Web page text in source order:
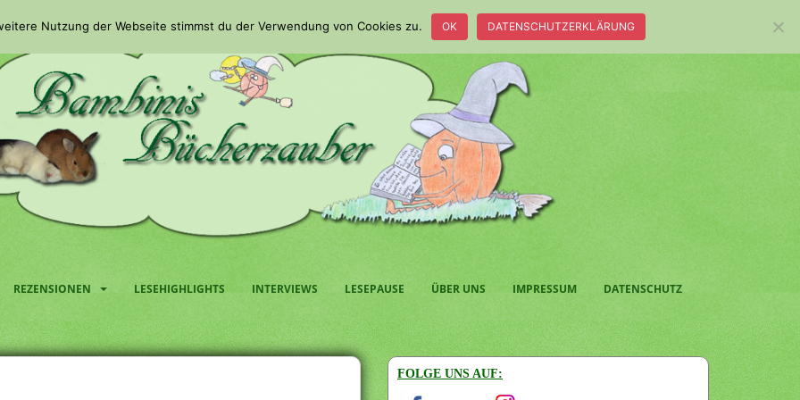
REZENSIONEN LESEHIGHLIGHTS INTERVIEWS LESEPAUSE ÜBER UNS IMPRESSUM DATENSCHUTZ
FOLGE UNS AUF:
Nutzung der Webseite stimmst du der Verwendung von Cookies zu. OK DATENSCHUTZERKLÄRUNG